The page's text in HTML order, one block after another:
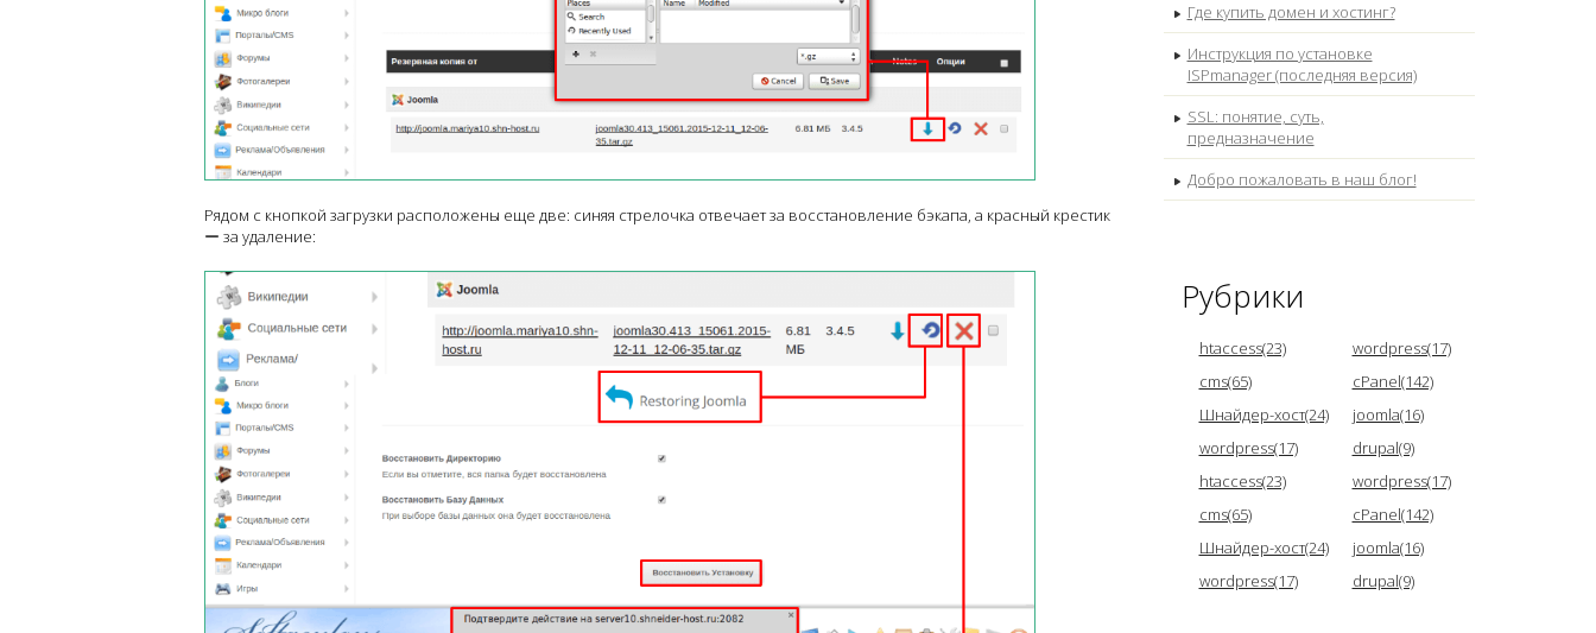
Рядом с кнопкой загрузки расположены еще две: синяя стрелочка отвечает за восстановление бэкапа, а красный крестик
ー за удаление:
Где купить домен и хостинг?
Инструкция по установке
ISPmanager (последняя версия)
SSL: понятие, суть,
предназначение
Добро пожаловать в наш блог!
Рубрики
htaccess(23)
wordpress(17)
cms(65)
cPanel(142)
Шнайдер-хост(24)
joomla(16)
wordpress(17)
drupal(9)
htaccess(23)
wordpress(17)
cms(65)
cPanel(142)
Шнайдер-хост(24)
joomla(16)
wordpress(17)
drupal(9)